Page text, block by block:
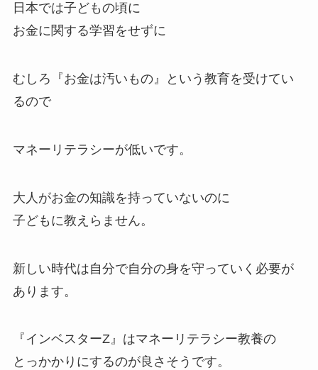
日本では子どもの頃に
お金に関する学習をせずに
むしろ『お金は汚いもの』という教育を受けてい
るので
マネーリテラシーが低いです。
大人がお金の知識を持っていないのに
子どもに教えらません。
新しい時代は自分で自分の身を守っていく必要が
あります。
『インベスターZ』はマネーリテラシー教養の
とっかかりにするのが良さそうです。